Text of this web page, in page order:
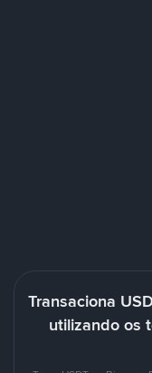
Transaciona
utilizando os